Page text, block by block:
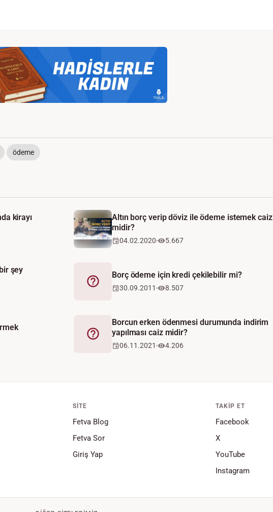
ödeme
kirayı
Altın borç verip döviz ile ödeme istemek caiz
midir?
04.02.2020 5.667
şey
Fetva
Borç ödeme için kredi çekilebilir mi?
30.09.2011 8.507
Fetva
Borcun erken ödenmesi durumunda indirim
yapılması caiz midir?
06.11.2021 4.206
SITE
Fetva Blog
Fetva Sor
Giriş Yap
TAKIP ET
Facebook
X
YouTube
Instagram